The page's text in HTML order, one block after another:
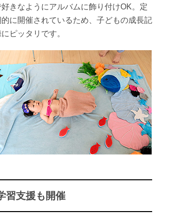
好きなようにアルバムに飾り付けOK。定
的に開催されているため、子どもの成長記
ピッタリです。
習支援も開催